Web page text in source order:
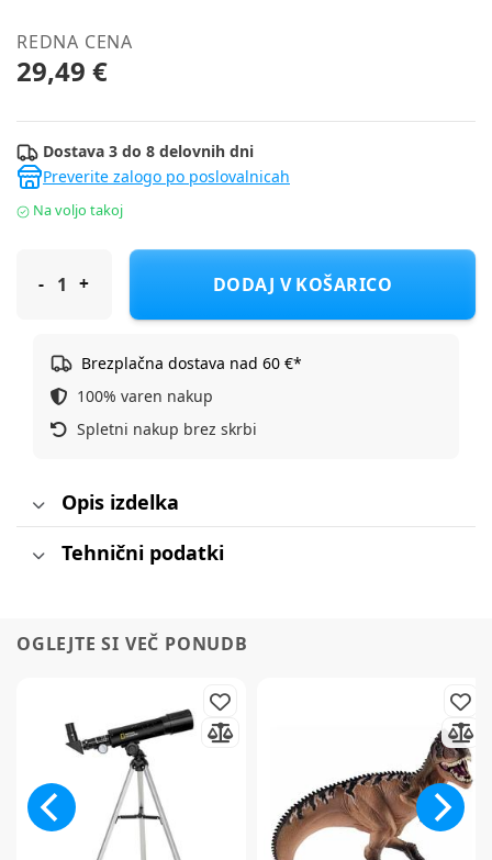
REDNA CENA
29,49 €
Dostava 3 do 8 delovnih dni
Preverite zalogo po poslovalnicah
Na voljo takoj
Bruder Schäffer kompaktni nakladalnik z delavcem in dodatki
DODAJ V KOŠARICO
Brezplačna dostava nad 60 €*
100% varen nakup
Spletni nakup brez skrbi
Opis izdelka
Tehnični podatki
OGLEJTE SI VEČ PONUDB